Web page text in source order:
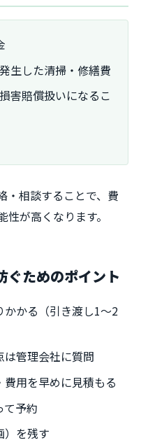
生した清掃・修繕費
害賠償扱いになるこ
・相談することで、費
が高くなります。
ぐためのポイント
かる（引き渡し1〜2
管理会社に質問
用を早めに見積もる
て予約
）を残す